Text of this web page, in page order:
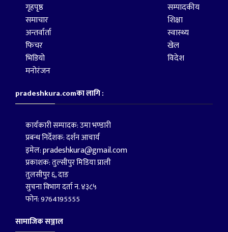
गृहपृष्ठ
समाचार
अन्तर्वार्ता
फिचर
भिडियो
मनोरंजन
सम्पादकीय
शिक्षा
स्वास्थ्य
खेल
विदेश
pradeshkura.comका लागि :
कार्यकारी सम्पादक: उमा भण्डारी
प्रबन्ध निर्देशक: दर्शन आचार्य
इमेल:pradeshkura@gmail.com
प्रकाशक: तुल्सीपुर मिडिया प्राली
तुलसीपुर ६, दाङ
सुचना विभाग दर्ता न. ४३८५
फोन: 9764195555
सामाजिक सञ्जाल